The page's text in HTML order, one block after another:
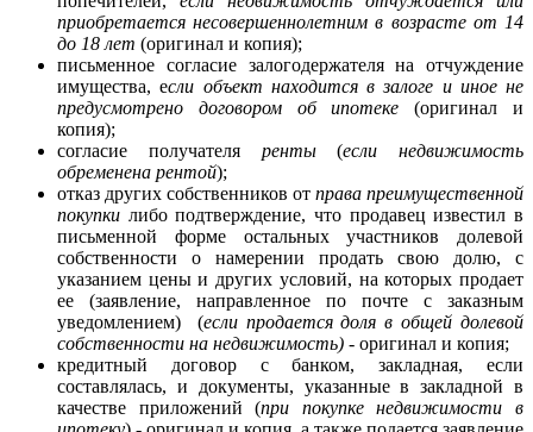
приобретается несовершеннолетним в возрасте от 14
до 18 лет (оригинал и копия);
письменное согласие залогодержателя на отчуждение
имущества, если объект находится в залоге и иное не
предусмотрено договором об ипотеке (оригинал и
копия);
согласие получателя ренты(если недвижимость
обременена рентой);
отказ других собственников от права преимущественной
покупки либо подтверждение, что продавец известил в
письменной форме остальных участников долевой
собственности о намерении продать свою долю, с
указанием цены и других условий, на которых продает
ее (заявление, направленное по почте с заказным
уведомлением) (если продается доля в общей долевой
собственности на недвижимость) - оригинал и копия;
кредитный договор с банком, закладная, если
составлялась, и документы, указанные в закладной в
качестве приложений (при покупке недвижимости в